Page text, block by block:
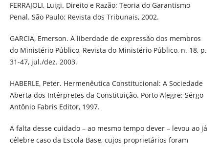
FERRAJOLI, Luigi. Direito e Razão: Teoria do Garantismo
Penal. São Paulo: Revista dos Tribunais, 2002.
GARCIA, Emerson. A liberdade de expressão dos membros
do Ministério Público, Revista do Ministério Público, n. 18, p.
31-47, jul./dez. 2003.
HABERLE, Peter. Hermenêutica Constitucional: A Sociedade
Aberta dos Intérpretes da Constituição. Porto Alegre: Sérgo
Antônio Fabris Editor, 1997.
A falta desse cuidado – ao mesmo tempo dever – levou ao já
célebre caso da Escola Base, cujos proprietários foram